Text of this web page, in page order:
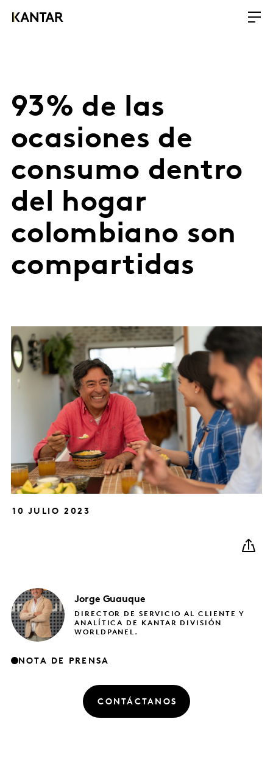
93% de las
ocasiones de
consumo dentro
del hogar
colombiano son
compartidas
10 JULIO 2023
Jorge Guauque
DIRECTOR DE SERVICIO AL CLIENTE Y
ANALÍTICA DE KANTAR DIVISIÓN
WORLDPANEL.
NOTA DE PRENSA
CONTÁCTANOS